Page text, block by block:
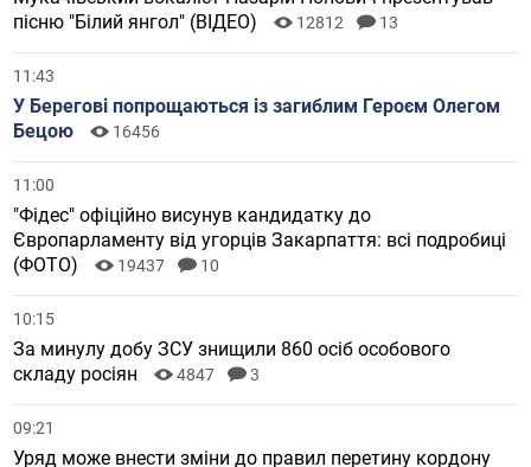
пісню "Білий янгол" (ВІДЕО)
12812 13
11:43
У Берегові попрощаються із загиблим Героєм Олегом
Бецою
16456
11:00
"Фідес" офіційно висунув кандидатку до
Європарламенту від угорців Закарпаття: всі подробиці
(ФОТО)
19437 10
10:15
За минулу добу ЗСУ знищили 860 осіб особового
складу росіян
4847 3
09:21
Уряд може внести зміни до правил перетину кордону